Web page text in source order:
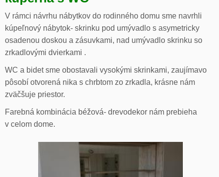
V rámci návrhu nábytkov do rodinného domu sme navrhli
kúpeľnový nábytok- skrinku pod umývadlo s asymetricky
osadenou doskou a zásuvkami, nad umývadlo skrinku so
zrkadlovými dvierkami .
WC a bidet sme obostavali vysokými skrinkami, zaujímavo
pôsobí otvorená nika s chrbtom zo zrkadla, krásne nám
zväčšuje priestor.
Farebná kombinácia béžová- drevodekor nám prebieha
v celom dome.